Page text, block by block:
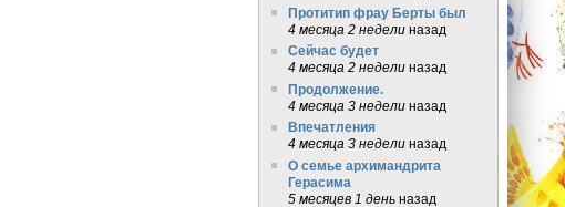
Протитип фрау Берты был
4 месяца 2 неделиназад
Сейчас будет
4 месяца 2 неделиназад
Продолжение.
4 месяца 3 неделиназад
Впечатления
4 месяца 3 неделиназад
О семье архимандрита
Герасима
5 месяцев 1 деньназад